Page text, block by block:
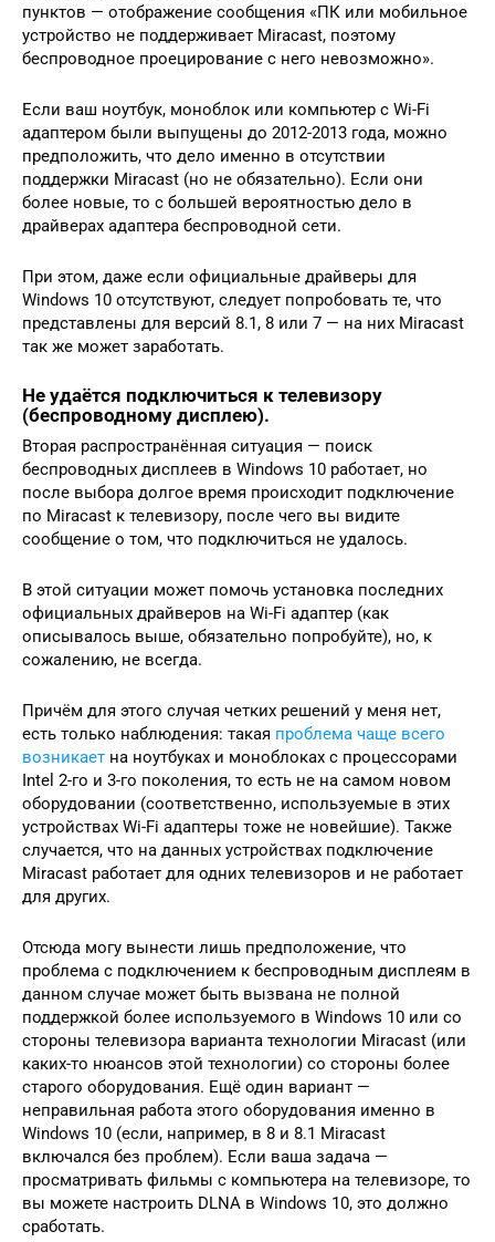
пунктов — отображение сообщения «ПК или мобильное
устройство не поддерживает Miracast, поэтому
беспроводное проецирование с него невозможно».
Если ваш ноутбук, моноблок или компьютер с Wi-Fi
адаптером были выпущены до 2012-2013 года, можно
предположить, что дело именно в отсутствии
поддержки Miracast (но не обязательно). Если они
более новые, то с большей вероятностью дело в
драйверах адаптера беспроводной сети.
При этом, даже если официальные драйверы для
Windows 10 отсутствуют, следует попробовать те, что
представлены для версий 8.1, 8 или 7 — на них Miracast
так же может заработать.
Не удаётся подключиться к телевизору
(беспроводному дисплею).
Вторая распространённая ситуация — поиск
беспроводных дисплеев в Windows 10 работает, но
после выбора долгое время происходит подключение
по Miracast к телевизору, после чего вы видите
сообщение о том, что подключиться не удалось.
В этой ситуации может помочь установка последних
официальных драйверов на Wi-Fi адаптер (как
описывалось выше, обязательно попробуйте), но, к
сожалению, не всегда.
Причём для этого случая четких решений у меня нет,
есть только наблюдения: такая проблема чаще всего
возникает на ноутбуках и моноблоках с процессорами
Intel 2-го и 3-го поколения, то есть не на самом новом
оборудовании (соответственно, используемые в этих
устройствах Wi-Fi адаптеры тоже не новейшие). Также
случается, что на данных устройствах подключение
Miracast работает для одних телевизоров и не работает
для других.
Отсюда могу вынести лишь предположение, что
проблема с подключением к беспроводным дисплеям в
данном случае может быть вызвана не полной
поддержкой более используемого в Windows 10 или со
стороны телевизора варианта технологии Miracast (или
каких-то нюансов этой технологии) со стороны более
старого оборудования. Ещё один вариант —
неправильная работа этого оборудования именно в
Windows 10 (если, например, в 8 и 8.1 Miracast
включался без проблем). Если ваша задача —
просматривать фильмы с компьютера на телевизоре, то
вы можете настроить DLNA в Windows 10, это должно
сработать.